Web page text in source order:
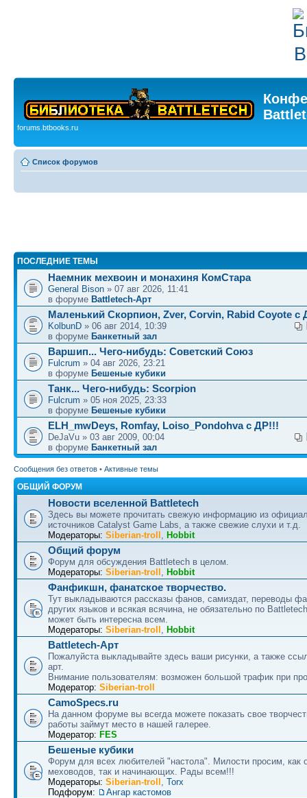
forums.btbooks.ru
Список форумов
ПОСЛЕДНИЕ ТЕМЫ
Наемник мехвоин и монахиня КомСтара
General Bison » 07 авг 2026, 11:41
в форуме Battletech-Арт
Маленький Скорпион, Zver, Corvin, Rabid Coyote с
KolbunD » 06 авг 2014, 10:39
в форуме Банкетный зал
Варшип... Чего-нибудь: Советский Союз
Fulcrum » 04 авг 2026, 23:21
в форуме Бешеные кубики
Танк... Чего-нибудь: Scorpion
Fulcrum » 05 ноя 2025, 23:33
в форуме Бешеные кубики
ELH_mwDeys, Romfay, Loiso_Pondohva с ДР!!!
DeJaVu » 03 авг 2009, 00:04
в форуме Банкетный зал
Сообщения без ответов • Активные темы
ОБЩИЙ ФОРУМ
Новости вселенной Battletech
Здесь вы можете прочитать свежую информацию из
источников Catalyst Game Labs, а также свежие слухи и т.д.
Модераторы: Siberian-troll Hobbit
Общий форум
Форум для обсуждения Battletech в целом.
Модераторы: Siberian-troll Hobbit
Фанфикшн, фанатское творчество.
Тут выкладываются рассказы фанов, самиздат, переводы
других языков и всякая всячина, не обязательно по
может быть интересна всем.
Модераторы: Siberian-troll Hobbit
Battletech-Арт
Пожалуйста выкладывайте здесь ваши рисунки, а также
арт.
Внимание пользователям: возможен большой трафик при
Модератор: Siberian-troll
CamoSpecs.ru
На данном форуме вы всегда можете показать свое
работы займут место в нашей галерее.
Модератор: FES
Бешеные кубики
Форум для всех любителей "настола". Милости просим, как
меховодов, так и начинающих. Рады всем!!!
Модераторы: Siberian-troll Torx
Подфорум:
Ангар кастомов